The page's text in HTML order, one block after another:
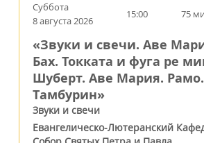
Суббота
8 августа 2026
15:00 75
«Звуки и свечи. Аве
Бах. Токката и фуга ре
Шуберт. Аве Мария. Рамо.
Тамбурин»
Звуки и свечи
Евангелическо-Лютеранский